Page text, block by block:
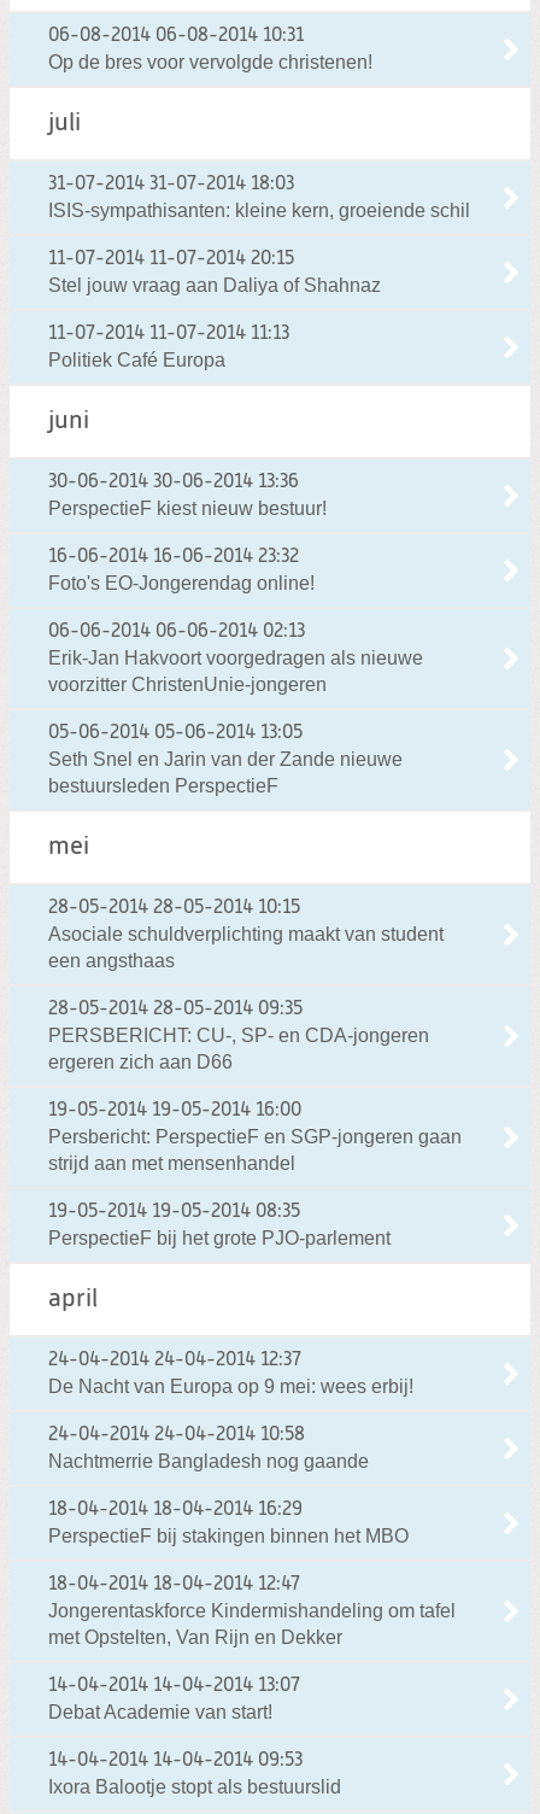
06-08-2014 06-08-2014 10:31
Op de bres voor vervolgde christenen!
juli
31-07-2014 31-07-2014 18:03
ISIS-sympathisanten: kleine kern, groeiende schil
11-07-2014 11-07-2014 20:15
Stel jouw vraag aan Daliya of Shahnaz
11-07-2014 11-07-2014 11:13
Politiek Café Europa
juni
30-06-2014 30-06-2014 13:36
PerspectieF kiest nieuw bestuur!
16-06-2014 16-06-2014 23:32
Foto's EO-Jongerendag online!
06-06-2014 06-06-2014 02:13
Erik-Jan Hakvoort voorgedragen als nieuwe
voorzitter ChristenUnie-jongeren
05-06-2014 05-06-2014 13:05
Seth Snel en Jarin van der Zande nieuwe
bestuursleden PerspectieF
mei
28-05-2014 28-05-2014 10:15
Asociale schuldverplichting maakt van student
een angsthaas
28-05-2014 28-05-2014 09:35
PERSBERICHT: CU-, SP- en CDA-jongeren
ergeren zich aan D66
19-05-2014 19-05-2014 16:00
Persbericht: PerspectieF en SGP-jongeren gaan
strijd aan met mensenhandel
19-05-2014 19-05-2014 08:35
PerspectieF bij het grote PJO-parlement
april
24-04-2014 24-04-2014 12:37
De Nacht van Europa op 9 mei: wees erbij!
24-04-2014 24-04-2014 10:58
Nachtmerrie Bangladesh nog gaande
18-04-2014 18-04-2014 16:29
PerspectieF bij stakingen binnen het MBO
18-04-2014 18-04-2014 12:47
Jongerentaskforce Kindermishandeling om tafel
met Opstelten, Van Rijn en Dekker
14-04-2014 14-04-2014 13:07
Debat Academie van start!
14-04-2014 14-04-2014 09:53
Ixora Balootje stopt als bestuurslid